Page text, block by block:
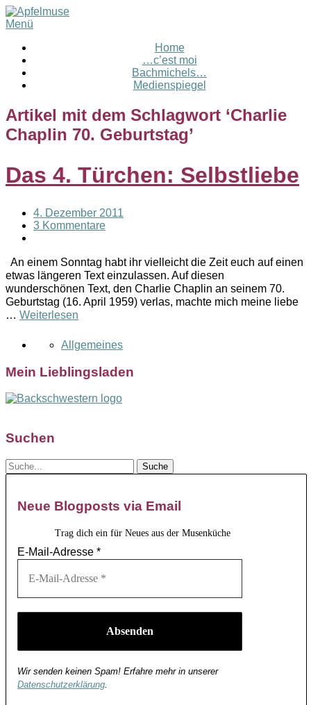
Menü
Home
…c’est moi
Bachmichels…
Medienspiegel
Artikel mit dem Schlagwort ‘Charlie
Chaplin 70. Geburtstag’
Das 4. Türchen: Selbstliebe
4. Dezember 2011
3 Kommentare
An einem Sonntag habt ihr vielleicht die Zeit euch auf einen
etwas längeren Text einzulassen. Auf diesen
wunderschönen Text, den Charlie Chaplin an seinem 70.
Geburtstag (16. April 1959) verlas, machte mich meine liebe
… Weiterlesen
Allgemeines
Mein Lieblingsladen
Suchen
Neue Blogposts via Email
Trag dich ein für Neues aus der Musenküche
E-Mail-Adresse *
Wir senden keinen Spam! Erfahre mehr in unserer
Datenschutzerklärung